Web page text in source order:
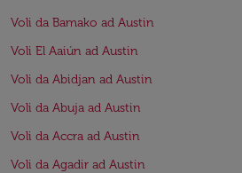
Voli da Bamako ad Austin
Voli El Aaiún ad Austin
Voli da Abidjan ad Austin
Voli da Abuja ad Austin
Voli da Accra ad Austin
Voli da Agadir ad Austin